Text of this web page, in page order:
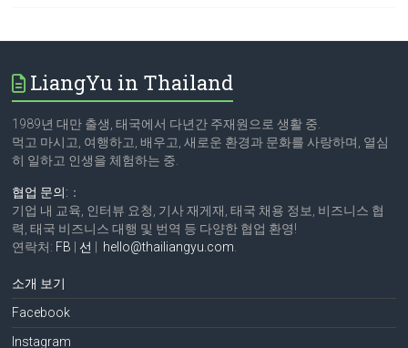
LiangYu in Thailand
1989년 대만 출생, 태국에서 다년간 주재원으로 생활 중.
먹고 마시고, 여행하고, 배우고, 새로운 환경과 문화를 사랑하며, 열심
히 일하고 인생을 체험하는 중.
협업 문의: ：
기업 내 교육, 인터뷰 요청, 기사 재게재, 태국 채용 정보, 비즈니스 협
력, 태국 비즈니스 대행 및 번역 등 다양한 협업 환영!
연락처: FB 선 hello@thailiangyu.com
소개 보기
Facebook
Instagram